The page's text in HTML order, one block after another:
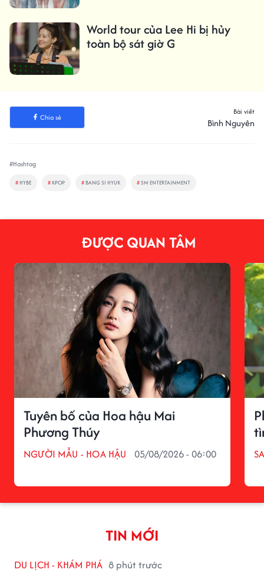
World tour của Lee Hi bị hủy
toàn bộ sát giờ G
Chia sẻ
Bài viết
Bình Nguyên
#Hashtag
# HYBE # KPOP # BANG SI HYUK #SM ENTERTAINMENT
ĐƯỢC QUAN TÂM
Tuyên bố của Hoa hậu Mai
Phương Thúy
NGƯỜI MẪU - HOA HẬU 05/08/2026 - 06:00
TIN MỚI
DU LỊCH - KHÁM PHÁ 8 phút trước